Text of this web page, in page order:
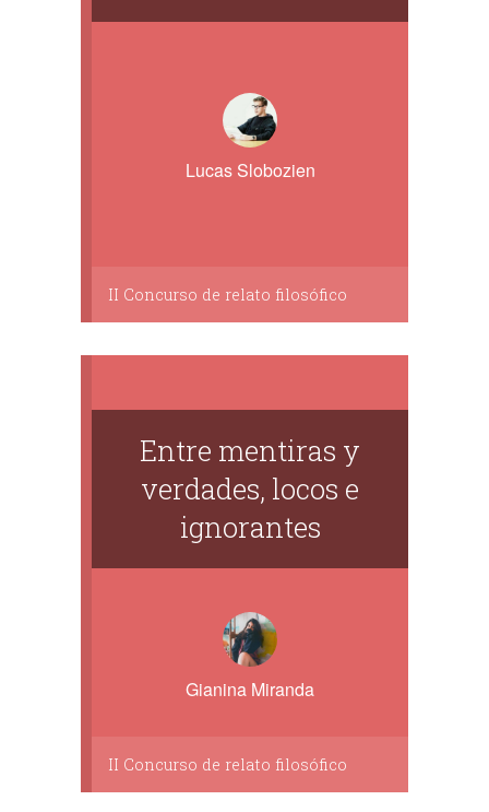
Lucas Slobozien
II Concurso de relato filosófico
Entre mentiras y
verdades, locos e
ignorantes
Gianina Miranda
II Concurso de relato filosófico